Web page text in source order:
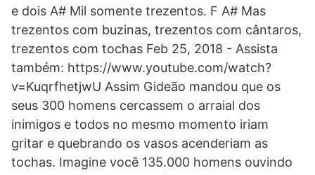
e dois A# Mil somente trezentos. F A# Mas
trezentos com buzinas, trezentos com cântaros,
trezentos com tochas Feb 25, 2018 - Assista
também: https://www.youtube.com/watch?
v=KuqrfhetjwU Assim Gideão mandou que os
seus 300 homens cercassem o arraial dos
inimigos e todos no mesmo momento iriam
gritar e quebrando os vasos acenderiam as
tochas. Imagine você 135.000 homens ouvindo